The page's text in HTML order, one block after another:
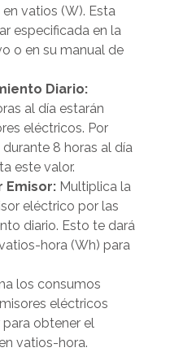
vatios (W). Esta
especificada en la
o en su manual de
Diario:
al día estarán
eléctricos. Por
8 horas al día
este valor.
Emisor: Multiplica la
eléctrico por las
diario. Esto te dará
hora (Wh) para
los consumos
eléctricos
obtener el
vatios-hora.